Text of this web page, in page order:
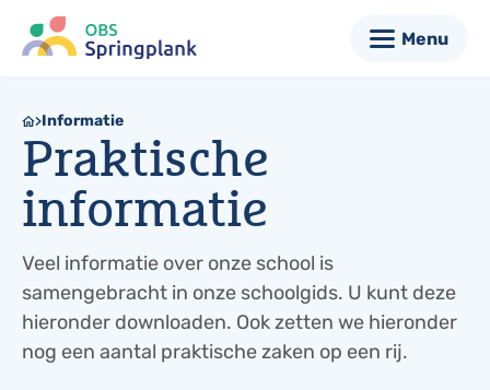
Menu
Informatie
Praktische
informatie
Veel informatie over onze school is
samengebracht in onze schoolgids. U kunt deze
hieronder downloaden. Ook zetten we hieronder
nog een aantal praktische zaken op een rij.